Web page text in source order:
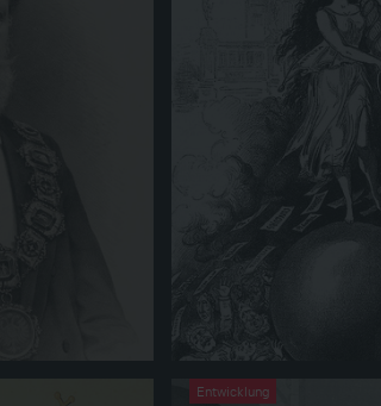
Entwicklung